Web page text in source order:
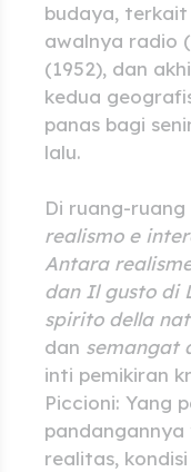
budaya,
awalnya radio
(1952), dan
kedua
panas bagi
lalu.
Di ruang-ruang
realismo e
Antara
dan Il gusto di
spirito della
dan semangat
inti pemikiran
Piccioni: Yang
realitas,